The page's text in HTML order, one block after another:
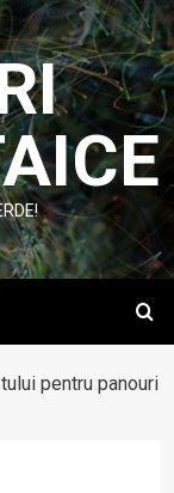
pentru panouri